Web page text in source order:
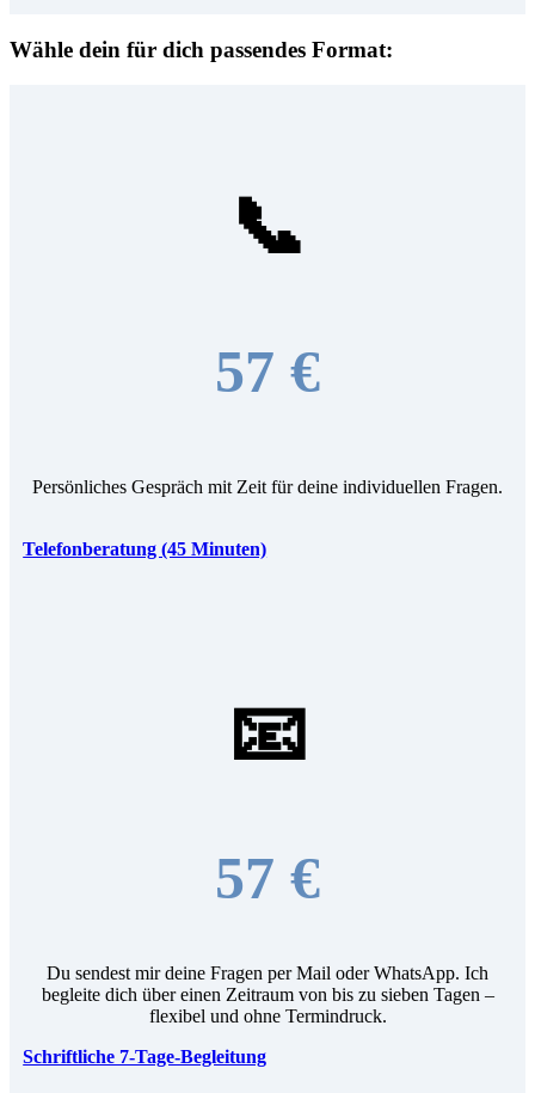
Wähle dein für dich passendes Format:
📞
57 €
Persönliches Gespräch mit Zeit für deine individuellen Fragen.
Telefonberatung (45 Minuten)
📧
57 €
Du sendest mir deine Fragen per Mail oder WhatsApp. Ich
begleite dich über einen Zeitraum von bis zu sieben Tagen –
flexibel und ohne Termindruck.
Schriftliche 7-Tage-Begleitung